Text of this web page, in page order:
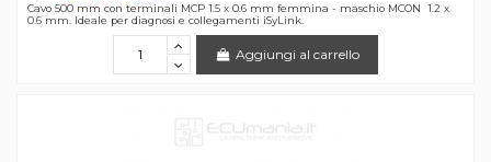
Cavo 500 mm con terminali MCP 1.5 x 0.6 mm femmina - maschio MCON 1.2 x
0.6 mm. Ideale per diagnosi e collegamenti iSyLink.
Aggiungi al carrello